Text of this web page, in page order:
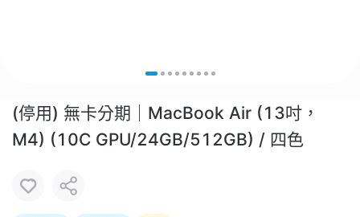
(停用) 無卡分期｜MacBook Air (13吋，
M4) (10C GPU/24GB/512GB) / 四色